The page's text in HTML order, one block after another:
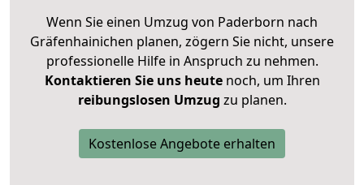
Wenn Sie einen Umzug von Paderborn nach
Gräfenhainichen planen, zögern Sie nicht, unsere
professionelle Hilfe in Anspruch zu nehmen.
Kontaktieren Sie uns heutenoch, um Ihren
reibungslosen Umzug zu planen.
Kostenlose Angebote erhalten